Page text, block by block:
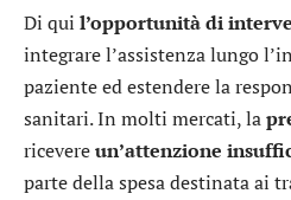
Di qui l’opportunità di
integrare l’assistenza lungo
paziente ed estendere la
sanitari. In molti mercati, la
ricevereun’attenzione
parte della spesa destinata ai